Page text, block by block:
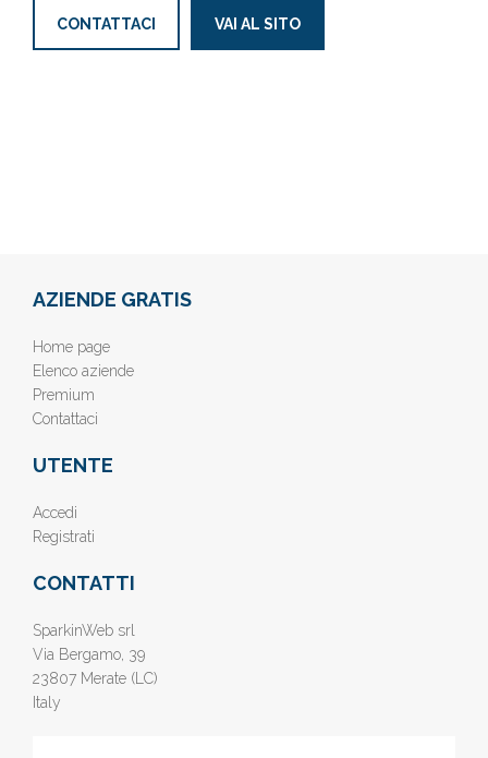
CONTATTACI VAI AL SITO
AZIENDE GRATIS
Home page
Elenco aziende
Premium
Contattaci
UTENTE
Accedi
Registrati
CONTATTI
SparkinWeb srl
Via Bergamo, 39
23807 Merate (LC)
Italy